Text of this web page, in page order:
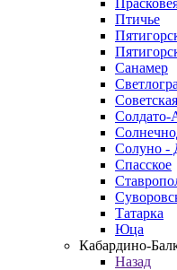
Птичье
Санамер
Советская
Солдато-
Солуно -
Спасское
Татарка
Юца
Назад